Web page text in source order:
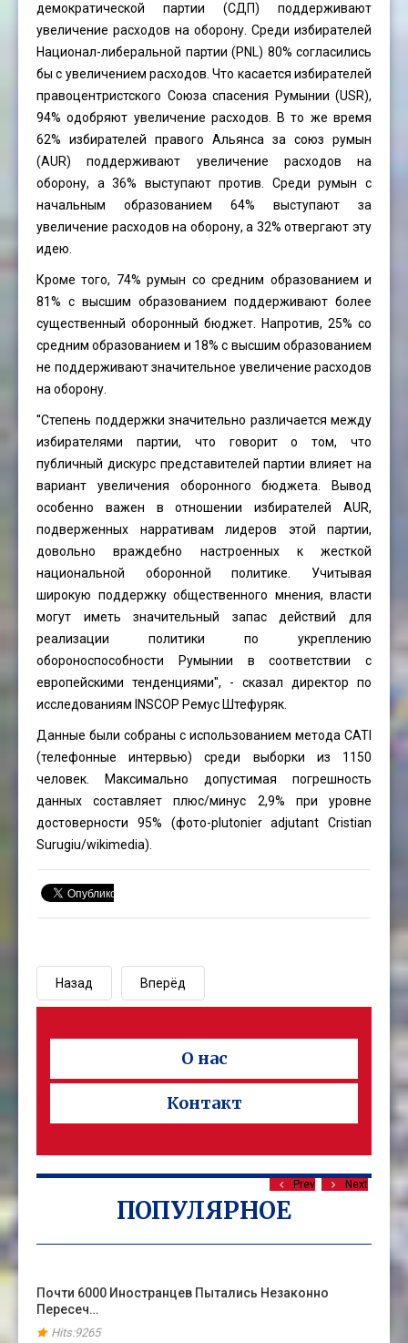
демократической партии (СДП) поддерживают
увеличение расходов на оборону. Среди избирателей
Национал-либеральной партии (PNL) 80% согласились
бы с увеличением расходов. Что касается избирателей
правоцентристского Союза спасения Румынии (USR),
94% одобряют увеличение расходов. В то же время
62% избирателей правого Альянса за союз румын
(AUR) поддерживают увеличение расходов на
оборону, а 36% выступают против. Среди румын с
начальным образованием 64% выступают за
увеличение расходов на оборону, а 32% отвергают эту
идею.
Кроме того, 74% румын со средним образованием и
81% с высшим образованием поддерживают более
существенный оборонный бюджет. Напротив, 25% со
средним образованием и 18% с высшим образованием
не поддерживают значительное увеличение расходов
на оборону.
''Степень поддержки значительно различается между
избирателями партии, что говорит о том, что
публичный дискурс представителей партии влияет на
вариант увеличения оборонного бюджета. Вывод
особенно важен в отношении избирателей AUR,
подверженных нарративам лидеров этой партии,
довольно враждебно настроенных к жесткой
национальной оборонной политике. Учитывая
широкую поддержку общественного мнения, власти
могут иметь значительный запас действий для
реализации политики по укреплению
обороноспособности Румынии в соответствии с
европейскими тенденциями'', - сказал директор по
исследованиям INSCOP Ремус Штефуряк.
Данные были собраны с использованием метода CATI
(телефонные интервью) среди выборки из 1150
человек. Максимально допустимая погрешность
данных составляет плюс/минус 2,9% при уровне
достоверности 95% (фото-plutonier adjutant Cristian
Surugiu/wikimedia).
Назад Вперёд
О нас
Контакт
ПОПУЛЯРНОЕ
Prev Next
Почти 6000 Иностранцев Пытались Незаконно
Пересеч…
Hits:9265